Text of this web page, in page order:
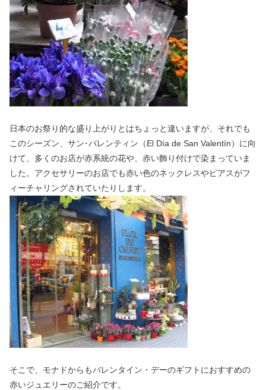
日本のお祭り的な盛り上がりとはちょっと違いますが、それでも
このシーズン、サン･バレンティン（El Día de San Valentín）に向
けて、多くのお店が赤系統の花や、赤い飾り付けで染まっていま
した。アクセサリーのお店でも赤い色のネックレスやピアスがフ
ィーチャリングされていたりします。
そこで、モナドからもバレンタイン・デーのギフトにおすすめの
赤いジュエリーのご紹介です。